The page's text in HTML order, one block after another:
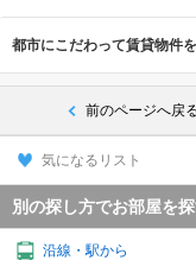
都市にこだわって賃貸物件
前のページへ戻
気になるリスト
別の探し方でお部屋を
沿線・駅から